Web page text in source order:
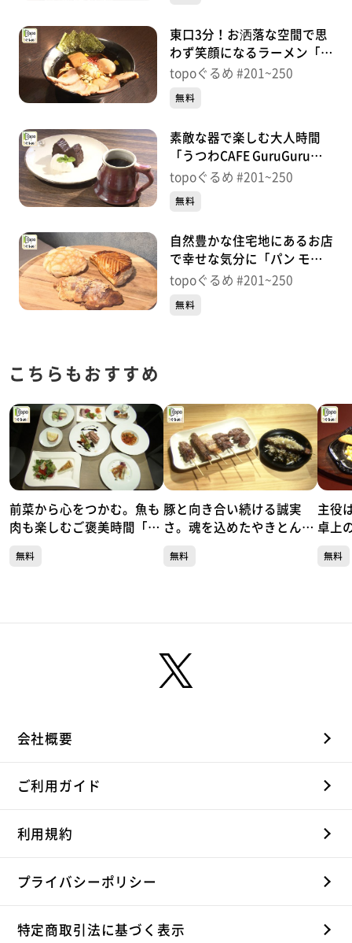
東口3分！お洒落な空間で思
わず笑顔になるラーメン「仙
臺 くろく」（宮城野区榴
topoぐるめ #201~250
無料
素敵な器で楽しむ大人時間
「うつわCAFE GuruGuru」
（太白区秋保町湯元木戸保）
topoぐるめ #201~250
無料
自然豊かな住宅地にあるお店
で幸せな気分に「パン モン
ターニュ」（青葉区錦ケ丘）
topoぐるめ #201~250
無料
こちらもおすすめ
前菜から心をつかむ。魚も
肉も楽しむご褒美時間「リ
区本町）#504【topoぐる
無料
豚と向き合い続ける誠実
さ。魂を込めたやきとん一
葉区国分町）#503【topo
無料
主役
卓上
二日
無料
会社概要
ご利用ガイド
利用規約
プライバシーポリシー
特定商取引法に基づく表示